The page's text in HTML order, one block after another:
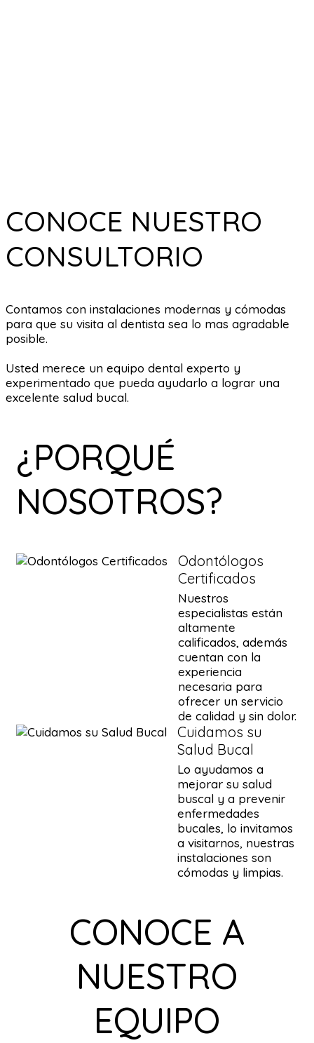
CONOCE NUESTRO
CONSULTORIO
Contamos con instalaciones modernas y cómodas
para que su visita al dentista sea lo mas agradable
posible.
Usted merece un equipo dental experto y
experimentado que pueda ayudarlo a lograr una
excelente salud bucal.
¿PORQUÉ
NOSOTROS?
Odontólogos
Certificados
Nuestros
especialistas están
altamente
calificados, además
cuentan con la
experiencia
necesaria para
ofrecer un servicio
de calidad y sin dolor.
Cuidamos su
Salud Bucal
Lo ayudamos a
mejorar su salud
buscal y a prevenir
enfermedades
bucales, lo invitamos
a visitarnos, nuestras
instalaciones son
cómodas y limpias.
CONOCE A
NUESTRO
EQUIPO